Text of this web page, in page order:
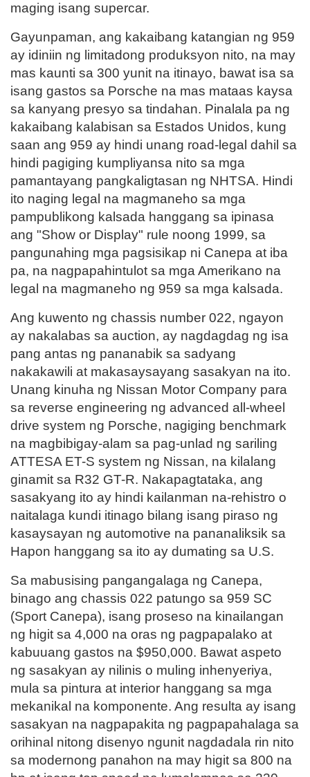
maging isang supercar.
Gayunpaman, ang kakaibang katangian ng 959
ay idiniin ng limitadong produksyon nito, na may
mas kaunti sa 300 yunit na itinayo, bawat isa sa
isang gastos sa Porsche na mas mataas kaysa
sa kanyang presyo sa tindahan. Pinalala pa ng
kakaibang kalabisan sa Estados Unidos, kung
saan ang 959 ay hindi unang road-legal dahil sa
hindi pagiging kumpliyansa nito sa mga
pamantayang pangkaligtasan ng NHTSA. Hindi
ito naging legal na magmaneho sa mga
pampublikong kalsada hanggang sa ipinasa
ang "Show or Display" rule noong 1999, sa
pangunahing mga pagsisikap ni Canepa at iba
pa, na nagpapahintulot sa mga Amerikano na
legal na magmaneho ng 959 sa mga kalsada.
Ang kuwento ng chassis number 022, ngayon
ay nakalabas sa auction, ay nagdagdag ng isa
pang antas ng pananabik sa sadyang
nakakawili at makasaysayang sasakyan na ito.
Unang kinuha ng Nissan Motor Company para
sa reverse engineering ng advanced all-wheel
drive system ng Porsche, nagiging benchmark
na magbibigay-alam sa pag-unlad ng sariling
ATTESA ET-S system ng Nissan, na kilalang
ginamit sa R32 GT-R. Nakapagtataka, ang
sasakyang ito ay hindi kailanman na-rehistro o
naitalaga kundi itinago bilang isang piraso ng
kasaysayan ng automotive na pananaliksik sa
Hapon hanggang sa ito ay dumating sa U.S.
Sa mabusising pangangalaga ng Canepa,
binago ang chassis 022 patungo sa 959 SC
(Sport Canepa), isang proseso na kinailangan
ng higit sa 4,000 na oras ng pagpapalako at
kabuuang gastos na $950,000. Bawat aspeto
ng sasakyan ay nilinis o muling inhenyeriya,
mula sa pintura at interior hanggang sa mga
mekanikal na komponente. Ang resulta ay isang
sasakyan na nagpapakita ng pagpapahalaga sa
orihinal nitong disenyo ngunit nagdadala rin nito
sa modernong panahon na may higit sa 800 na